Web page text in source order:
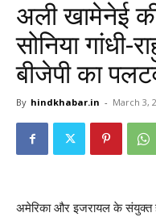
अली खामेनेई
सोनिया गांधी-
बीजेपी का
By hindkhabar.in - March 3,
अमेरिका और इजरायल के संयुक्त